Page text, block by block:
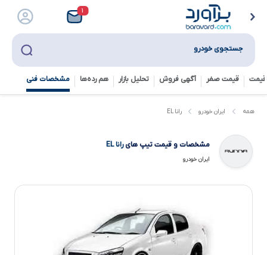
۱
جستجوی خودرو
قیمت صفر آگهی فروش تحلیل بازار هم رده‌ها‌ مشخصات فنی
همه ایران خودرو رانا EL
مشخصات و قیمت تیپ هایرانا EL
ایران خودرو